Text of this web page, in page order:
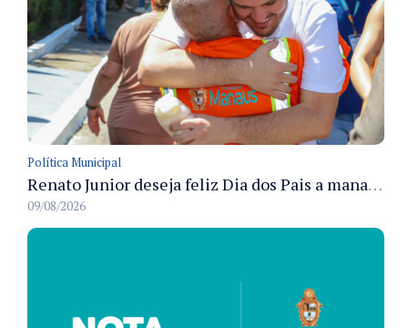
Política Municipal
Renato Junior deseja feliz Dia dos Pais a manauaras e detalha preparo dos cemitérios municipais
09/08/2026